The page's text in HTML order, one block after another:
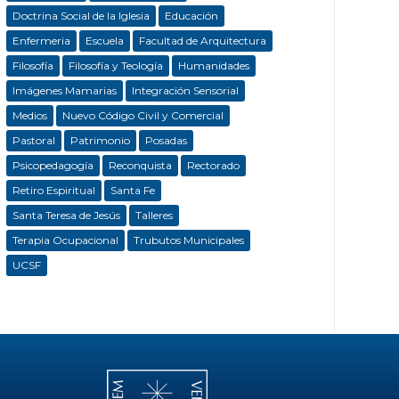
Doctrina Social de la Iglesia
Educación
Enfermeria
Escuela
Facultad de Arquitectura
Filosofía
Filosofía y Teología
Humanidades
Imágenes Mamarias
Integración Sensorial
Medios
Nuevo Código Civil y Comercial
Pastoral
Patrimonio
Posadas
Psicopedagogía
Reconquista
Rectorado
Retiro Espiritual
Santa Fe
Santa Teresa de Jesús
Talleres
Terapia Ocupacional
Trubutos Municipales
UCSF